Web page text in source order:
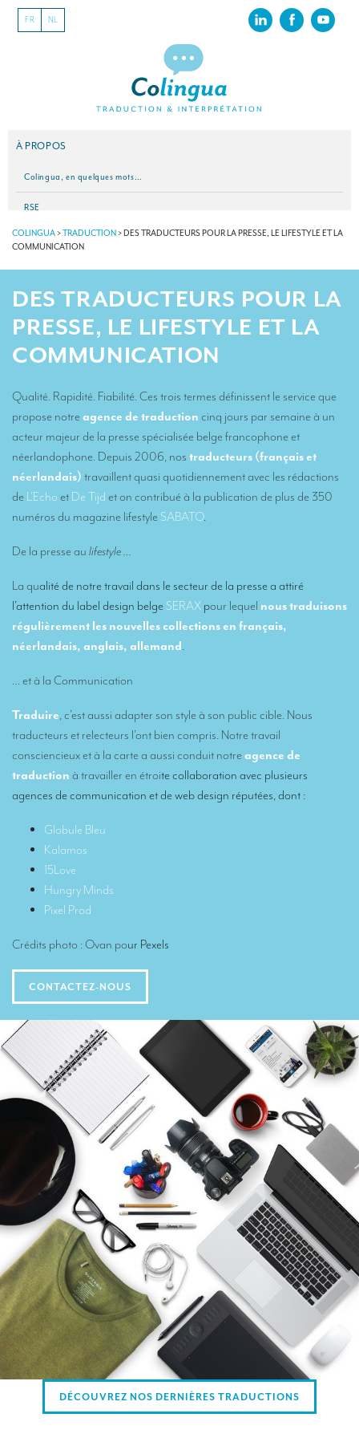
FR NL
À PROPOS
Colingua, en quelques mots…
RSE
Nos derniers projets
Nos références
INTERPRÉTATION
Nos services d’interprétation
Interprétation simultanée à distance (en ligne)
Conseils pour organiser votre visioconférence multilingue
Des interprètes au niveau européen
Interprétation simultanée en cabine
Interprétation simultanée mobile
Interprétation simultanée pour petits groupes
Accompagnement de personnalités
Des interprètes de conférences à Liège
Combien coûte un interprète ?
Des traducteurs pour le secteur du tourisme
Des traducteurs pour le sport
Des traducteurs pour les Musées
Des traducteurs pour la presse, le lifestyle et la communication
Combien coûte une traduction ?
MATÉRIEL
Matériel d’interprétation : présentation générale
Cabines d’interprétation de conférences
Cabines d’interprétation mobiles (en kit)
Kit d’interprétation mobile – aussi appelé « Bidule »
CONTACT
COLINGUA>TRADUCTION>DES TRADUCTEURS POUR LA PRESSE, LE LIFESTYLE ET LA
COMMUNICATION
DES TRADUCTEURS POUR LA
PRESSE, LE LIFESTYLE ET LA
COMMUNICATION
Qualité. Rapidité. Fiabilité. Ces trois termes définissent le service que
propose notre agence de traduction cinq jours par semaine à un
acteur majeur de la presse spécialisée belge francophone et
néerlandophone. Depuis 2006, nos traducteurs (français et
néerlandais) travaillent quasi quotidiennement avec les rédactions
de L’Echo et De Tijd et on contribué à la publication de plus de 350
numéros du magazine lifestyle SABATO.
De la presse au lifestyle …
La qualité de notre travail dans le secteur de la presse a attiré
l’attention du label design belge SERAX pour lequel nous traduisons
régulièrement les nouvelles collections en français,
néerlandais, anglais, allemand.
… et à la Communication
Traduire, c’est aussi adapter son style à son public cible. Nous
traducteurs et relecteurs l’ont bien compris. Notre travail
consciencieux et à la carte a aussi conduit notre agence de
traduction à travailler en étroite collaboration avec plusieurs
agences de communication et de web design réputées, dont :
Globule Bleu
Kalamos
15Love
Hungry Minds
Pixel Prod
Crédits photo : Ovan pour Pexels
CONTACTEZ-NOUS
DÉCOUVREZ NOS DERNIÈRES TRADUCTIONS